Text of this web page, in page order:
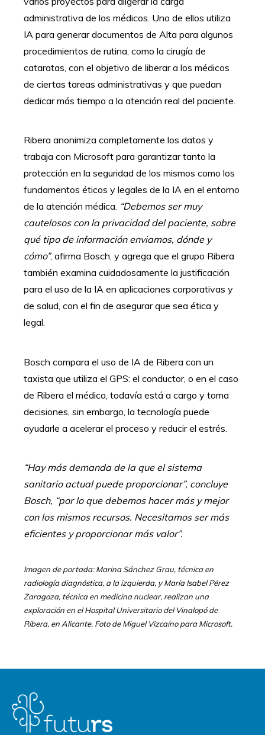
administrativa de los médicos. Uno de ellos utiliza
IA para generar documentos de Alta para algunos
procedimientos de rutina, como la cirugía de
cataratas, con el objetivo de liberar a los médicos
de ciertas tareas administrativas y que puedan
dedicar más tiempo a la atención real del paciente.
Ribera anonimiza completamente los datos y
trabaja con Microsoft para garantizar tanto la
protección en la seguridad de los mismos como los
fundamentos éticos y legales de la IA en el entorno
de la atención médica. “Debemos ser muy
cautelosos con la privacidad del paciente, sobre
qué tipo de información enviamos, dónde y
cómo”, afirma Bosch, y agrega que el grupo Ribera
también examina cuidadosamente la justificación
para el uso de la IA en aplicaciones corporativas y
de salud, con el fin de asegurar que sea ética y
legal.
Bosch compara el uso de IA de Ribera con un
taxista que utiliza el GPS: el conductor, o en el caso
de Ribera el médico, todavía está a cargo y toma
decisiones, sin embargo, la tecnología puede
ayudarle a acelerar el proceso y reducir el estrés.
“Hay más demanda de la que el sistema
sanitario actual puede proporcionar”, concluye
Bosch, “por lo que debemos hacer más y mejor
con los mismos recursos. Necesitamos ser más
eficientes y proporcionar más valor”.
Imagen de portada: Marina Sánchez Grau, técnica en
radiología diagnóstica, a la izquierda, y María Isabel Pérez
Zaragoza, técnica en medicina nuclear, realizan una
exploración en el Hospital Universitario del Vinalopó de
Ribera, en Alicante. Foto de Miguel Vizcaíno para Microsoft.